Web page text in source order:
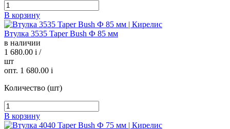
В корзину
Втулка 3535 Taper Bush Ф 85 мм
в наличии
1 680.00 i /
шт
опт. 1 680.00 i
Количество (шт)
В корзину